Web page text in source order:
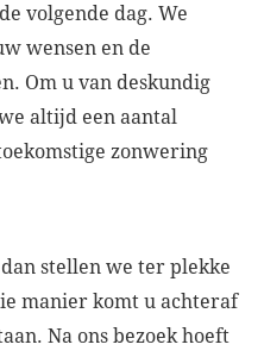
volgende dag. We
wensen en de
Om u van deskundig
altijd een aantal
zonwering
stellen we ter plekke
manier komt u achteraf
Na ons bezoek hoeft